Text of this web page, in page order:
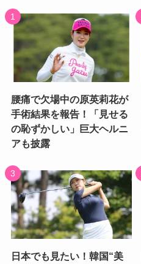
腰痛で欠場中の原英莉花が
手術結果を報告！「見せる
の恥ずかしい」巨大ヘルニ
アも披露
日本でも見たい！韓国“美